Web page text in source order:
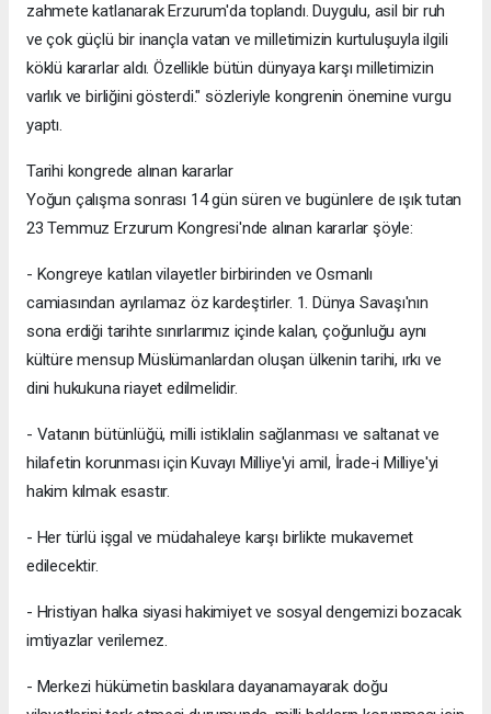
zahmete katlanarak Erzurum'da toplandı. Duygulu, asil bir ruh
ve çok güçlü bir inançla vatan ve milletimizin kurtuluşuyla ilgili
köklü kararlar aldı. Özellikle bütün dünyaya karşı milletimizin
varlık ve birliğini gösterdi." sözleriyle kongrenin önemine vurgu
yaptı.
Tarihi kongrede alınan kararlar
Yoğun çalışma sonrası 14 gün süren ve bugünlere de ışık tutan
23 Temmuz Erzurum Kongresi'nde alınan kararlar şöyle:
- Kongreye katılan vilayetler birbirinden ve Osmanlı
camiasından ayrılamaz öz kardeştirler. 1. Dünya Savaşı'nın
sona erdiği tarihte sınırlarımız içinde kalan, çoğunluğu aynı
kültüre mensup Müslümanlardan oluşan ülkenin tarihi, ırkı ve
dini hukukuna riayet edilmelidir.
- Vatanın bütünlüğü, milli istiklalin sağlanması ve saltanat ve
hilafetin korunması için Kuvayı Milliye'yi amil, İrade-i Milliye'yi
hakim kılmak esastır.
- Her türlü işgal ve müdahaleye karşı birlikte mukavemet
edilecektir.
- Hristiyan halka siyasi hakimiyet ve sosyal dengemizi bozacak
imtiyazlar verilemez.
- Merkezi hükümetin baskılara dayanamayarak doğu